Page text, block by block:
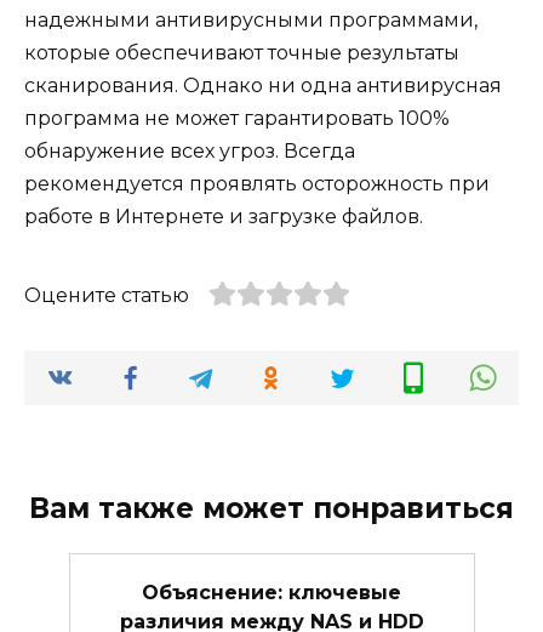
надежными антивирусными программами,
которые обеспечивают точные результаты
сканирования. Однако ни одна антивирусная
программа не может гарантировать 100%
обнаружение всех угроз. Всегда
рекомендуется проявлять осторожность при
работе в Интернете и загрузке файлов.
Оцените статью
Вам также может понравиться
Объяснение: ключевые
различия между NAS и HDD